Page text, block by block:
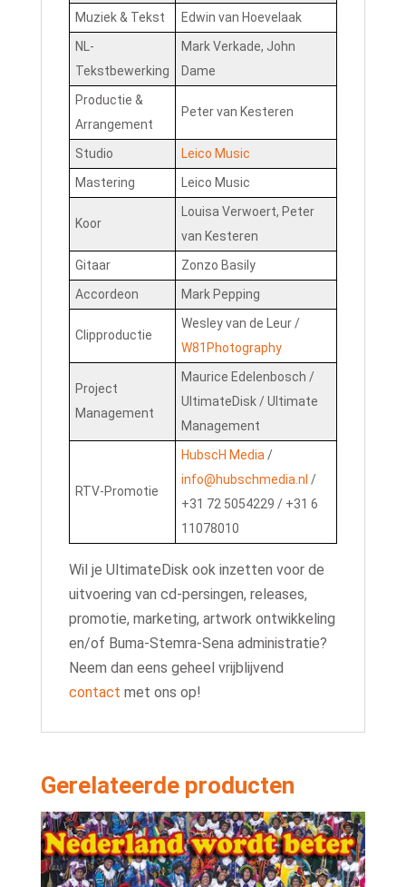
Muziek & Tekst
Edwin van Hoevelaak
NL-
Tekstbewerking
Mark Verkade, John
Dame
Productie &
Arrangement
Peter van Kesteren
Studio
Leico Music
Mastering
Leico Music
Koor
Louisa Verwoert, Peter
van Kesteren
Gitaar
Zonzo Basily
Accordeon
Mark Pepping
Clipproductie
Wesley van de Leur /
W81Photography
Project
Management
Maurice Edelenbosch /
UltimateDisk / Ultimate
Management
RTV-Promotie
HubscH Media /
info@hubschmedia.nl /
+31 72 5054229 / +31 6
11078010
Wil je UltimateDisk ook inzetten voor de
uitvoering van cd-persingen, releases,
promotie, marketing, artwork ontwikkeling
en/of Buma-Stemra-Sena administratie?
Neem dan eens geheel vrijblijvend
contact met ons op!
Gerelateerde producten